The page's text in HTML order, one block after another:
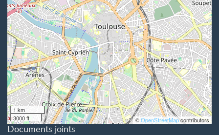
1 km
3000 ft
©OpenStreetMapcontributors
Documents joints